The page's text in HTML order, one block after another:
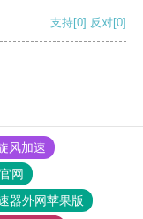
支持[0] 反对[0]
风加速
网
器外网苹果版